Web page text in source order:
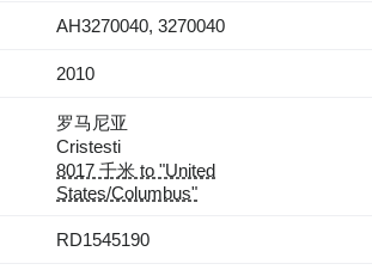
AH3270040, 3270040
2010
罗马尼亚
Cristesti
8017 千米 to "United
States/Columbus"
RD1545190